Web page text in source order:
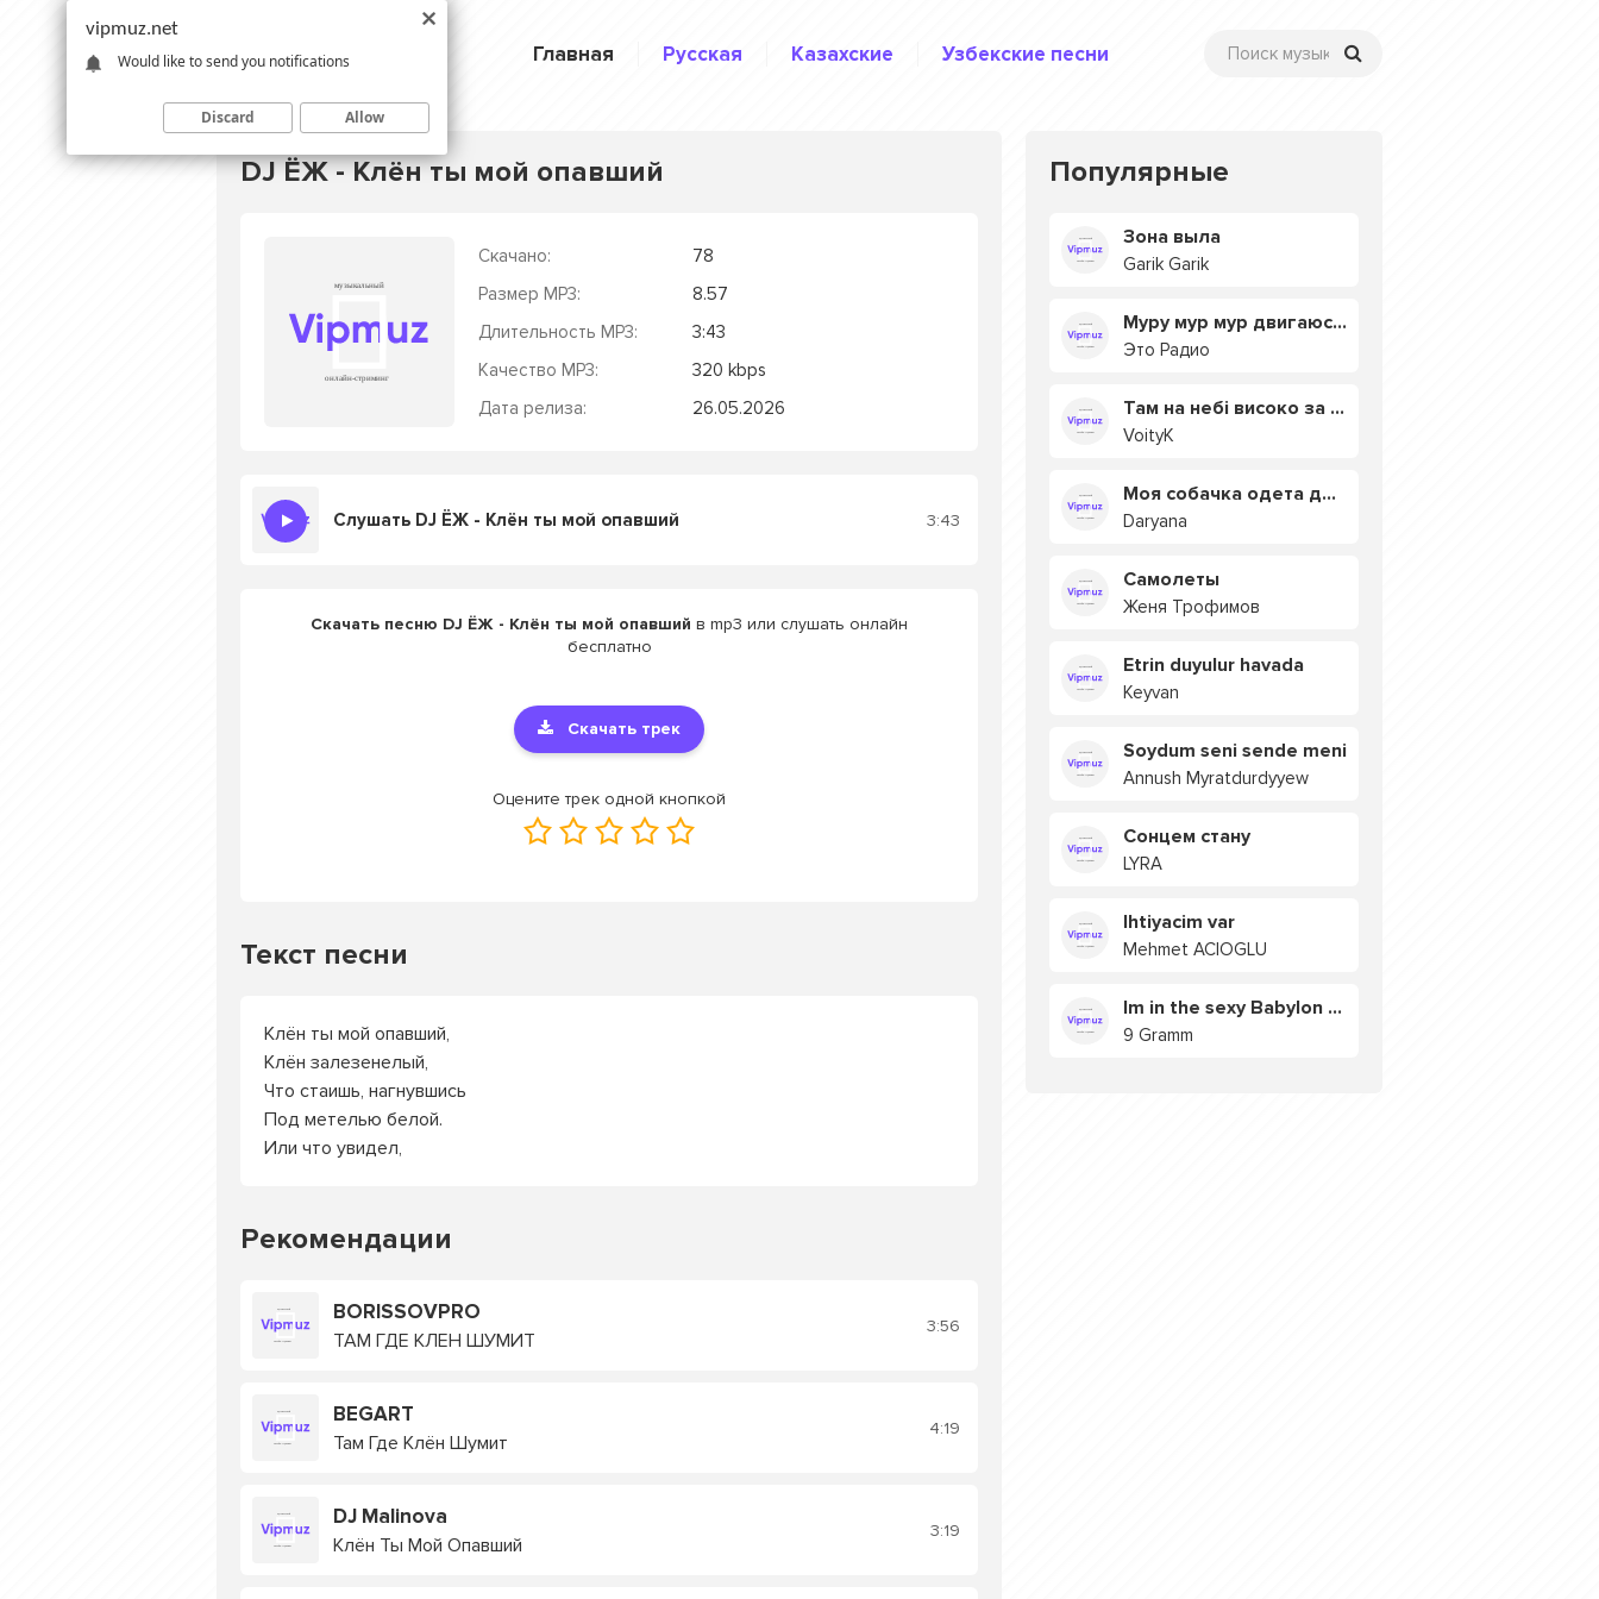
Главная Русская Казахские Узбекские песни
DJ ЁЖ - Клён ты мой опавший
Скачано:
78
Размер MP3:
8.57
Длительность MP3:
3:43
Качество MP3:
320 kbps
Дата релиза:
26.05.2026
Слушать DJ ЁЖ - Клён ты мой опавший 3:43
Скачать песню DJ ЁЖ - Клён ты мой опавший в mp3 или слушать онлайн
бесплатно
Скачать трек
Оцените трек одной кнопкой
Текст песни
Клён ты мой опавший,
Клён залезенелый,
Что стаишь, нагнувшись
Под метелью белой.
Или что увидел,
Рекомендации
BORISSOVPRO
ТАМ ГДЕ КЛЕН ШУМИТ
3:56
BEGART
Там Где Клён Шумит
4:19
DJ Malinova
Клён Ты Мой Опавший
3:19
Популярные
Зона выла
Garik Garik
Муру мур мур двигаюсь на мурмулях
Это Радио
Там на небі високо за хмарами
VoityK
Моя собачка одета дороже тебя
Daryana
Самолеты
Женя Трофимов
Etrin duyulur havada
Keyvan
Soydum seni sende meni
Annush Myratdurdyyew
Сонцем стану
LYRA
Ihtiyacim var
Mehmet ACIOGLU
Im in the sexy Babylon БУЯ
9 Gramm
vipmuz.net
Would like to send you notifications
Discard Allow